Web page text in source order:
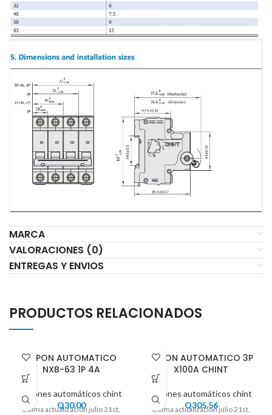
MARCA
VALORACIONES (0)
ENTREGAS Y ENVIOS
PRODUCTOS RELACIONADOS
FLIPON AUTOMATICO
NXB-63 1P 4A
Flipones automáticos chint
Q30.00
Ultima actualización julio 21st,
FLIPON AUTOMATICO 3P
X100A CHINT
Flipones automáticos chint
Q305.56
Ultima actualización julio 21st,